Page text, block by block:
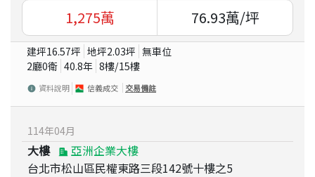
1,275萬 76.93萬/坪
建坪16.57坪 地坪2.03坪 無車位
2廳0衛 40.8年 8樓/15樓
資料說明 信義成交 交易備註
114年04月
大樓
亞洲企業大樓
台北市松山區民權東路三段142號十樓之5